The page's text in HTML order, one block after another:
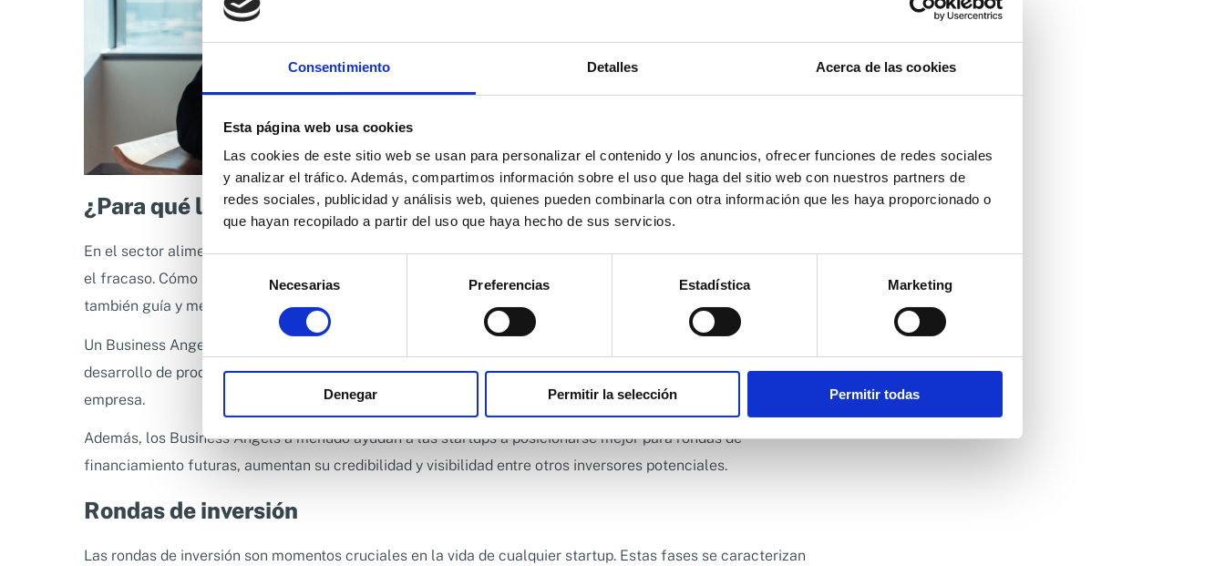
Consentimiento Detalles Acerca de las cookies
Esta página web usa cookies
Las cookies de este sitio web se usan para personalizar el contenido y los anuncios, ofrecer funciones de redes sociales
y analizar el tráfico. Además, compartimos información sobre el uso que haga del sitio web con nuestros partners de
redes sociales, publicidad y análisis web, quienes pueden combinarla con otra información que les haya proporcionado o
que hayan recopilado a partir del uso que haya hecho de sus servicios.
consentimiento
Necesarias Preferencias Estadística Marketing
Denegar Permitir la selección Permitir todas
¿Para qué les necesitas?
En el sector alimentario, contar con el apoyo de un Business Angel puede hacer la diferencia entre el éxito y
el fracaso. Cómo se ha explicado anteriormente, estos inversores no sólo hacen aporte financiero, sino
también guía y mentoría.
Un Business Angel con experiencia en la industria alimentaria podrá ofrecer insights valiosos sobre
desarrollo de productos, gestión de la cadena de suministro, marketing y estrategias para escalar la
empresa.
Además, los Business Angels a menudo ayudan a las startups a posicionarse mejor para rondas de
financiamiento futuras, aumentan su credibilidad y visibilidad entre otros inversores potenciales.
Rondas de inversión
Las rondas de inversión son momentos cruciales en la vida de cualquier startup. Estas fases se caracterizan